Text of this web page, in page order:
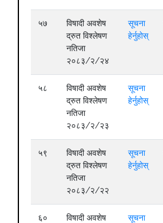
५७
विषादी अवशेष
द्रुत विश्लेषण
नतिजा
२०८३/२/२४
सूचना
हेर्नुहोस्
५८
विषादी अवशेष
द्रुत विश्लेषण
नतिजा
२०८३/२/२३
सूचना
हेर्नुहोस्
५९
विषादी अवशेष
द्रुत विश्लेषण
नतिजा
२०८३/२/२२
सूचना
हेर्नुहोस्
६०
विषादी अवशेष
सूचना